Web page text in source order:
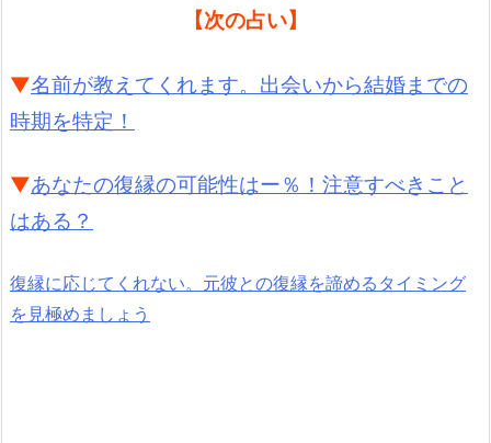
【次の占い】
▼名前が教えてくれます。出会いから結婚までの
時期を特定！
▼あなたの復縁の可能性はー％！注意すべきこと
はある？
復縁に応じてくれない。元彼との復縁を諦めるタイミング
を見極めましょう